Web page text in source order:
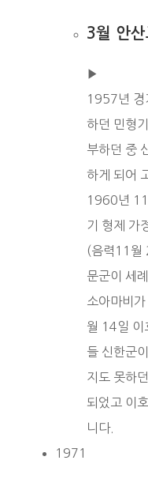
3월 안
▶︎
1957년 경
하던 민형
부하던 중
하게 되어
1960년 11
기 형제 가
(음력11월
문군이 세
소아마비
월 14일 이
들 신한군
지도 못하
되었고 이
니다.
1971